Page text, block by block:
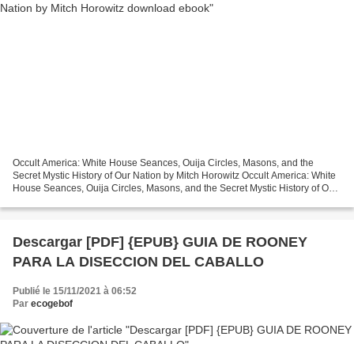
Occult America: White House Seances, Ouija Circles, Masons, and the
Secret Mystic History of Our Nation by Mitch Horowitz Occult America: White
House Seances, Ouija Circles, Masons, and the Secret Mystic History of Our
Descargar [PDF] {EPUB} GUIA DE ROONEY
PARA LA DISECCION DEL CABALLO
Publié le 15/11/2021 à 06:52
Par ecogebof